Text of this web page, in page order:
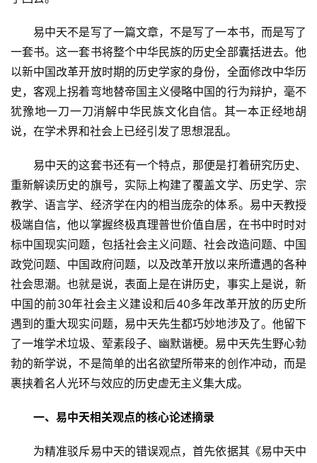
易中天不是写了一篇文章，不是写了一本书，而是写了
一套书。这一套书将整个中华民族的历史全部囊括进去。他
以新中国改革开放时期的历史学家的身份，全面修改中华历
史，客观上拐着弯地替帝国主义侵略中国的行为辩护，毫不
犹豫地一刀一刀消解中华民族文化自信。其一本正经地胡
说，在学术界和社会上已经引发了思想混乱。
易中天的这套书还有一个特点，那便是打着研究历史、
重新解读历史的旗号，实际上构建了覆盖文学、历史学、宗
教学、语言学、经济学在内的相当庞杂的体系。易中天教授
极端自信，他以掌握终极真理普世价值自居，在书中时时对
标中国现实问题，包括社会主义问题、社会改造问题、中国
政党问题、中国政府问题，以及改革开放以来所遭遇的各种
社会思潮。也就是说，表面上是在讲历史，事实上是说，新
中国的前30年社会主义建设和后40多年改革开放的历史所
遇到的重大现实问题，易中天先生都巧妙地涉及了。他留下
了一堆学术垃圾、荤素段子、幽默谐梗。易中天先生野心勃
勃的新学说，不是简单的出名欲望所带来的创作冲动，而是
裹挟着名人光环与效应的历史虚无主义集大成。
一、易中天相关观点的核心论述摘录
为精准驳斥易中天的错误观点，首先依据其《易中天中